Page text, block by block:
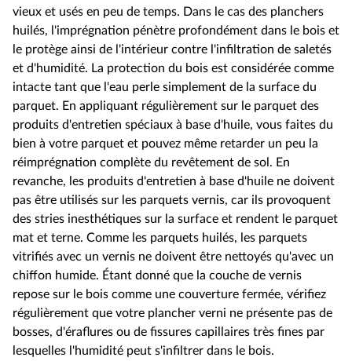
vieux et usés en peu de temps. Dans le cas des planchers
huilés, l'imprégnation pénètre profondément dans le bois et
le protège ainsi de l'intérieur contre l'infiltration de saletés
et d'humidité. La protection du bois est considérée comme
intacte tant que l'eau perle simplement de la surface du
parquet. En appliquant régulièrement sur le parquet des
produits d'entretien spéciaux à base d'huile, vous faites du
bien à votre parquet et pouvez même retarder un peu la
réimprégnation complète du revêtement de sol. En
revanche, les produits d'entretien à base d'huile ne doivent
pas être utilisés sur les parquets vernis, car ils provoquent
des stries inesthétiques sur la surface et rendent le parquet
mat et terne. Comme les parquets huilés, les parquets
vitrifiés avec un vernis ne doivent être nettoyés qu'avec un
chiffon humide. Étant donné que la couche de vernis
repose sur le bois comme une couverture fermée, vérifiez
régulièrement que votre plancher verni ne présente pas de
bosses, d'éraflures ou de fissures capillaires très fines par
lesquelles l'humidité peut s'infiltrer dans le bois.